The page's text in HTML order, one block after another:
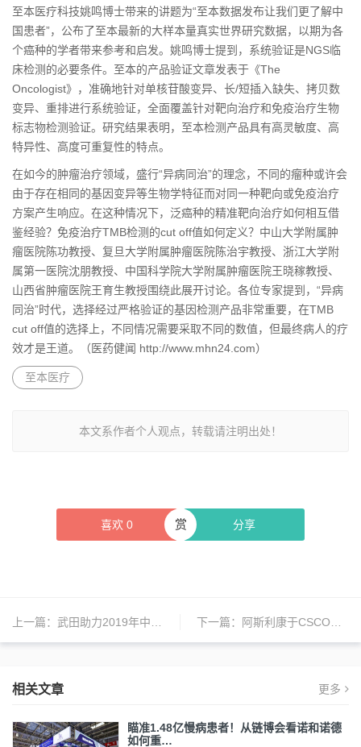
至本医疗科技姚鸣博士带来的讲题为“至本数据发布让我们更了解中
国患者”，公布了至本最新的大样本量真实世界研究数据，以期为各
个癌种的学者带来参考和启发。姚鸣博士提到，系统验证是NGS临
床检测的必要条件。至本的产品验证文章发表于《The
Oncologist》，准确地针对单核苷酸变异、长/短插入缺失、拷贝数
变异、重排进行系统验证，全面覆盖针对靶向治疗和免疫治疗生物
标志物检测验证。研究结果表明，至本检测产品具有高灵敏度、高
特异性、高度可重复性的特点。
在如今的肿瘤治疗领域，盛行“异病同治”的理念，不同的瘤种或许会
由于存在相同的基因变异等生物学特征而对同一种靶向或免疫治疗
方案产生响应。在这种情况下，泛癌种的精准靶向治疗如何相互借
鉴经验？免疫治疗TMB检测的cut off值如何定义？中山大学附属肿
瘤医院陈功教授、复旦大学附属肿瘤医院陈治宇教授、浙江大学附
属第一医院沈朋教授、中国科学院大学附属肿瘤医院王晓稼教授、
山西省肿瘤医院王育生教授围绕此展开讨论。各位专家提到，“异病
同治”时代，选择经过严格验证的基因检测产品非常重要，在TMB
cut off值的选择上，不同情况需要采取不同的数值，但最终病人的疗
效才是王道。（医药健闻 http://www.mhn24.com）
至本医疗
本文系作者个人观点，转载请注明出处！
喜欢 0 分享
赏
上一篇： 武田助力2019年中国罕见病高峰论坛 下一篇： 阿斯利康于CSCO举办跨癌种卫星会
相关文章 更多
瞄准1.48亿慢病患者！从链博会看诺和诺德
如何重…